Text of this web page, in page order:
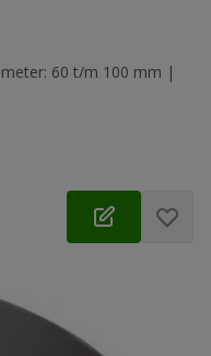
60 t/m 100 mm |